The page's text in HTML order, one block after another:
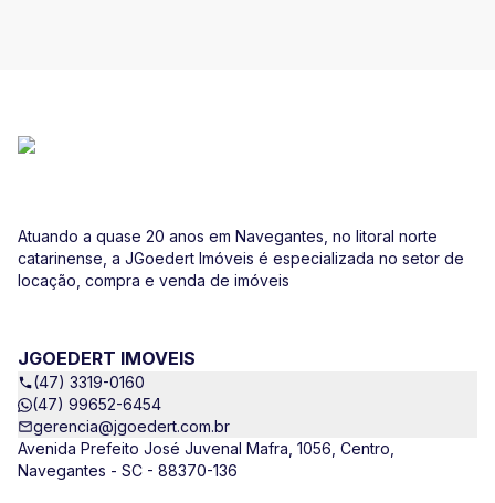
Atuando a quase 20 anos em Navegantes, no litoral norte
catarinense, a JGoedert Imóveis é especializada no setor de
locação, compra e venda de imóveis
JGOEDERT IMOVEIS
(47) 3319-0160
(47) 99652-6454
gerencia@jgoedert.com.br
Avenida Prefeito José Juvenal Mafra, 1056, Centro,
Navegantes - SC - 88370-136